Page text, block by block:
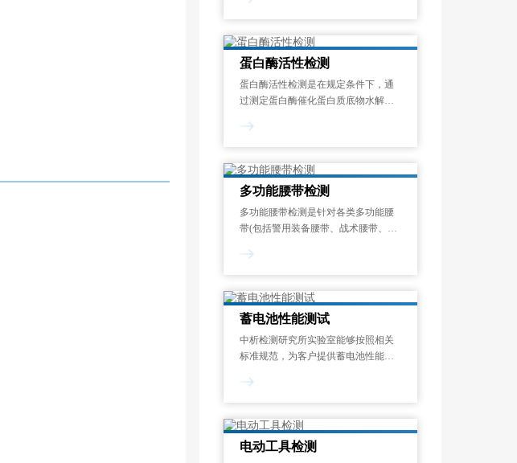
试结果以单位时间的质量损失来表
化配方设计并满足法规要求，广泛应
用于化工、涂料、
蛋白酶活性检测
蛋白酶活性检测是在规定条件下，通
过测定蛋白酶催化蛋白质底物水解生
能力的标准化测试过程。酶活力单位
pH条件下，1分钟内水解蛋白质底物
释放1μmol显色呈
多功能腰带检测
多功能腰带检测是针对各类多功能腰
带(包括警用装备腰带、战术腰带、工
性能、化学安全性、环境适应性和使
程。其目的在于验证腰带是否符合国
家强制性
蓄电池性能测试
中析检测研究所实验室能够按照相关
标准规范，为客户提供蓄电池性能测
开路电压测量、内阻测试、寿命测
行检测和分析。一般来说，蓄电池性
能测试报告的出具需
电动工具检测